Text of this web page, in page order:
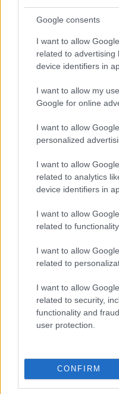
Google consents
I want to allow
related to advertising
device identifiers in
I want to allow my
Google for online
I want to allow
personalized
I want to allow
related to analytics
device identifiers in
I want to allow
related to
I want to allow
related to
I want to allow
related to security,
functionality and
user protection.
CONFIRM
#karakter
#veličina